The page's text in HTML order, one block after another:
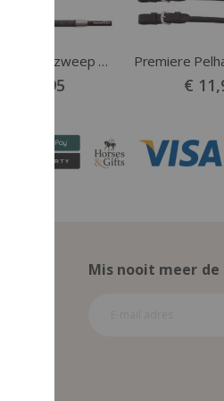
Première Boogzweep Carbon met Grip zwart
€ 34,95 €
Mis nooit meer